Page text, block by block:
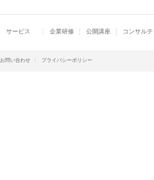
サービス 企業研修 公開講座 コンサル
お問い合わせ プライバシーポリシー